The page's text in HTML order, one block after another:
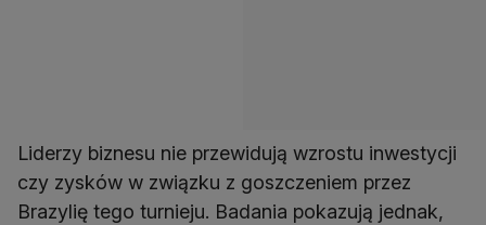
Liderzy biznesu nie przewidują wzrostu inwestycji
czy zysków w związku z goszczeniem przez
Brazylię tego turnieju. Badania pokazują jednak,